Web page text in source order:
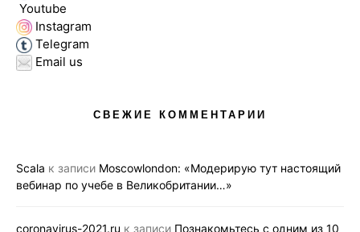
Youtube
Instagram
Telegram
Email us
СВЕЖИЕ КОММЕНТАРИИ
Scala к записи Moscowlondon: «Модерирую тут настоящий
вебинар по учебе в Великобритании…»
coronavirus-2021.ru к записи Познакомьтесь с одним из 10